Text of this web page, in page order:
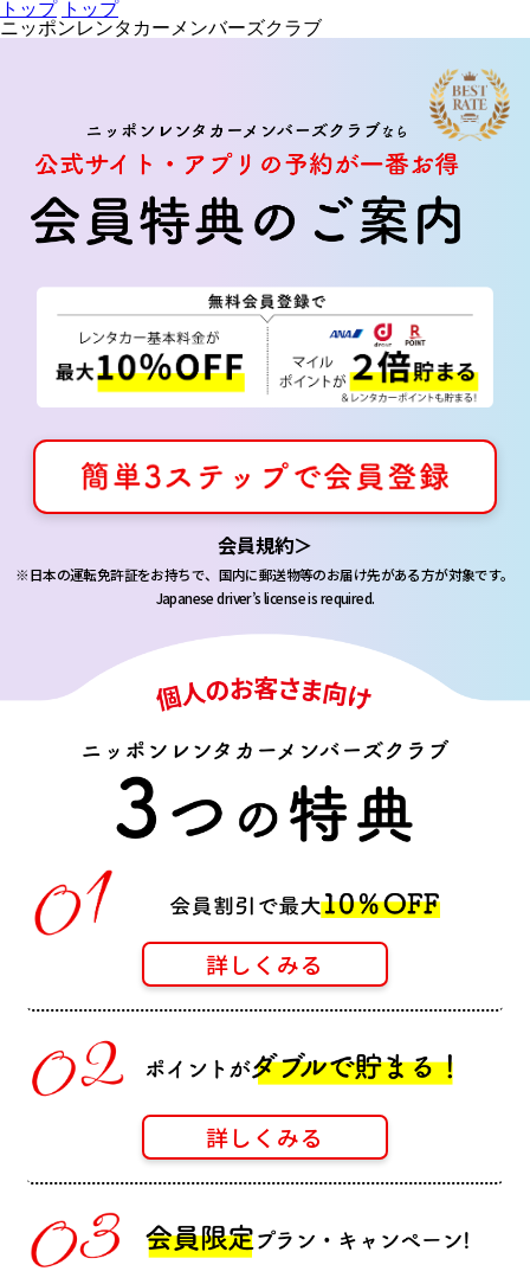
トップ トップ
ニッポンレンタカーメンバーズクラブ
会員規約＞
※日本の運転免許証をお持ちで、国内に郵送物等のお届け先がある方が対象です。
Japanese driver’s license is required.
詳しくみる
詳しくみる